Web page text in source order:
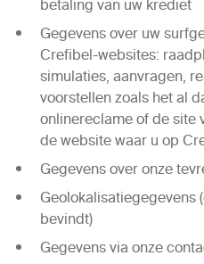
betaling van uw krediet
Gegevens over uw
Crefibel-websites:
simulaties, aanvragen,
voorstellen zoals het al
onlinereclame of de site
de website waar u op
Gegevens over onze
Geolokalisatiegegevens
bevindt)
Gegevens via onze